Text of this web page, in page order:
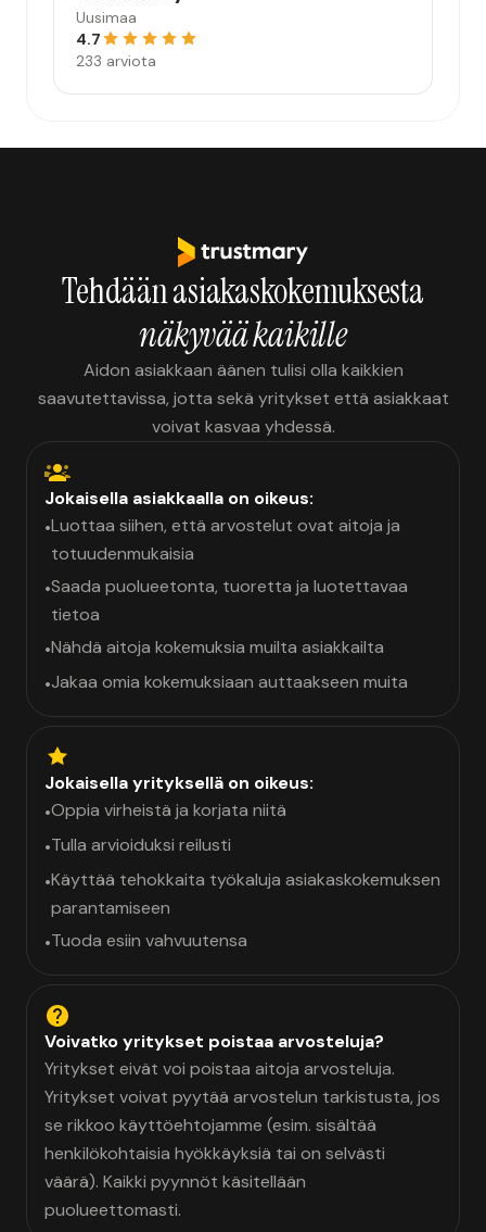
Uusimaa
4.7
233 arviota
Tehdään asiakaskokemuksesta
näkyvää kaikille
Aidon asiakkaan äänen tulisi olla kaikkien
saavutettavissa, jotta sekä yritykset että asiakkaat
voivat kasvaa yhdessä.
Jokaisella asiakkaalla on oikeus:
•Luottaa siihen, että arvostelut ovat aitoja ja
totuudenmukaisia
•Saada puolueetonta, tuoretta ja luotettavaa
tietoa
•Nähdä aitoja kokemuksia muilta asiakkailta
•Jakaa omia kokemuksiaan auttaakseen muita
Jokaisella yrityksellä on oikeus:
•Oppia virheistä ja korjata niitä
•Tulla arvioiduksi reilusti
•Käyttää tehokkaita työkaluja asiakaskokemuksen
parantamiseen
•Tuoda esiin vahvuutensa
Voivatko yritykset poistaa arvosteluja?
Yritykset eivät voi poistaa aitoja arvosteluja.
Yritykset voivat pyytää arvostelun tarkistusta, jos
se rikkoo käyttöehtojamme (esim. sisältää
henkilökohtaisia hyökkäyksiä tai on selvästi
väärä). Kaikki pyynnöt käsitellään
puolueettomasti.